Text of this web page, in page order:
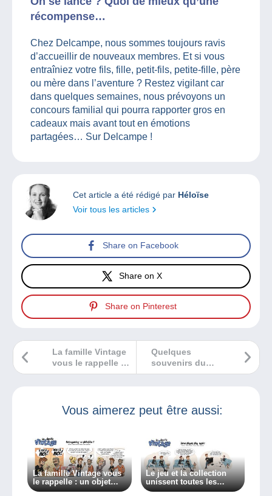
récompense…
Chez Delcampe, nous sommes toujours ravis
d’accueillir de nouveaux membres. Et si vous
entraîniez votre fils, fille, petit-fils, petite-fille, père
ou mère dans l’aventure ? Restez vigilant car
dans quelques semaines, nous prévoyons un
concours familial qui pourra rapporter gros en
cadeaux mais avant tout en émotions
partagées… Sur Delcampe !
Cet article a été rédigé par Héloïse
Voir tous les articles
Share on Facebook
Share on X
Share on Pinterest
Quelques
souvenirs du
salon du Disque
La famille Vintage
vous le rappelle :
un objet peut
collections !
Vous aimerez peut être aussi:
La famille Vintage vous
le rappelle : un objet
peut appartenir à
Le jeu et la collection
unissent toutes les
générations !